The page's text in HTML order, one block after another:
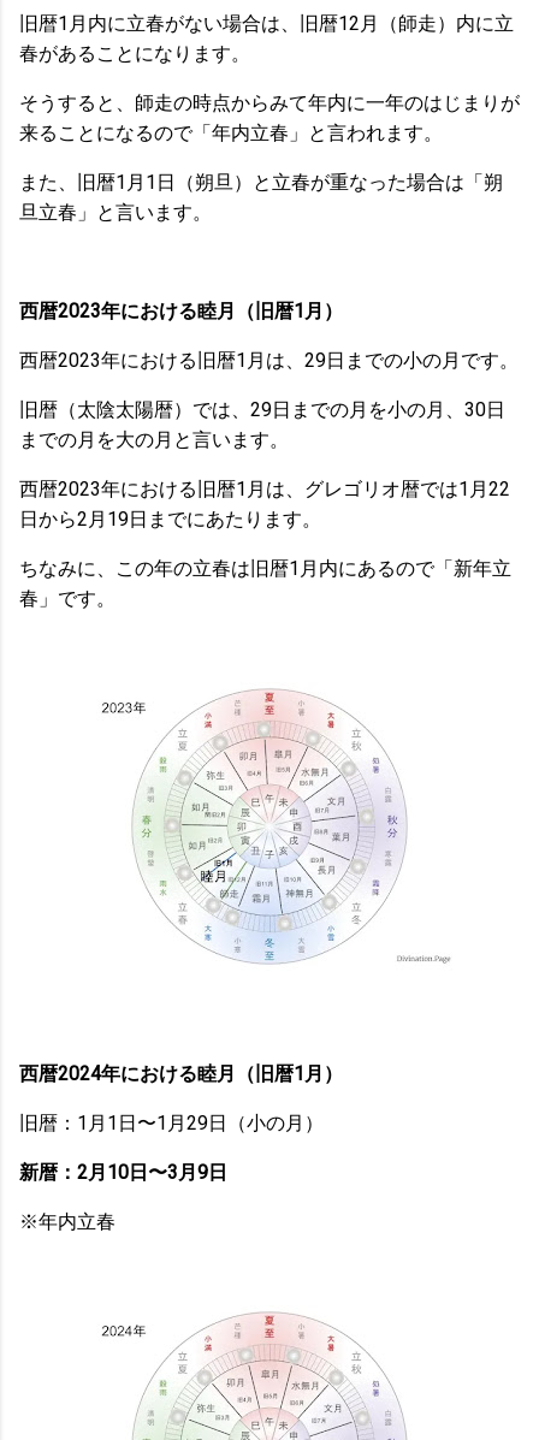
旧暦1月内に立春がない場合は、旧暦12月（師走）内に立
春があることになります。
そうすると、師走の時点からみて年内に一年のはじまりが
来ることになるので「年内立春」と言われます。
また、旧暦1月1日（朔旦）と立春が重なった場合は「朔
旦立春」と言います。
西暦2023年における睦月（旧暦1月）
西暦2023年における旧暦1月は、29日までの小の月です。
旧暦（太陰太陽暦）では、29日までの月を小の月、30日
までの月を大の月と言います。
西暦2023年における旧暦1月は、グレゴリオ暦では1月22
日から2月19日までにあたります。
ちなみに、この年の立春は旧暦1月内にあるので「新年立
春」です。
西暦2024年における睦月（旧暦1月）
旧暦：1月1日〜1月29日（小の月）
新暦：2月10日〜3月9日
※年内立春